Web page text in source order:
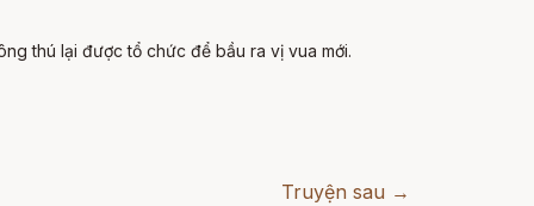
thú lại được tổ chức để bầu ra vị vua mới.
Truyện sau →